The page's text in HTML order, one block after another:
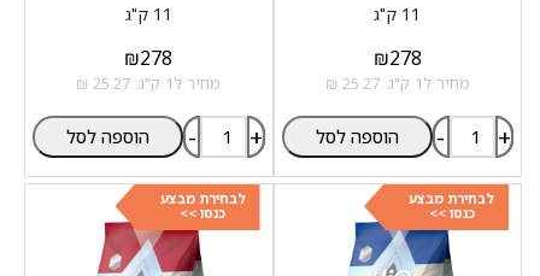
11 ק"ג
₪278
מחיר ל1 ק"ג: 25.27 ₪
- + הוספה לסל
11 ק"ג
₪278
מחיר ל1 ק"ג: 25.27 ₪
- + הוספה לסל
לבחירת מבצע
כנסו >>
לבחירת מבצע
כנסו >>